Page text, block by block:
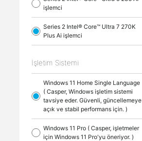
işlemci
Series 2 Intel® Core™ Ultra 7 270K
Plus Ai işlemci
İşletim Sistemi
Windows 11 Home Single Language
( Casper, Windows işletim sistemi
tavsiye eder. Güvenli, güncellemeye
açık ve stabil performans için. )
Windows 11 Pro ( Casper, işletmeler
için Windows 11 Pro'yu öneriyor. )